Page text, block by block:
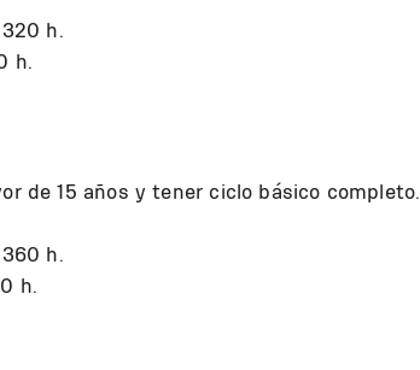
h.
h.
de 15 años y tener ciclo básico completo.
h.
h.